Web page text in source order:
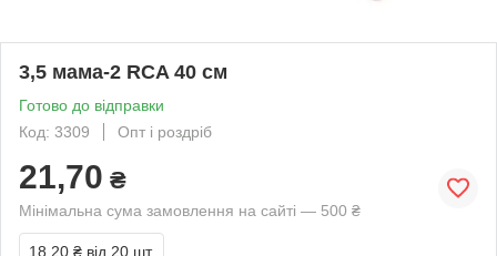
3,5 мама-2 RCA 40 см
Готово до відправки
Код: 3309
Опт і роздріб
21,70 ₴
Мінімальна сума замовлення на сайті — 500 ₴
18,20 ₴ від 20 шт.